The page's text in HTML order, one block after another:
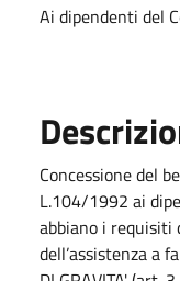
Ai dipendenti del
Concessione del
L.104/1992 ai
abbiano i requisiti
dell’assistenza a